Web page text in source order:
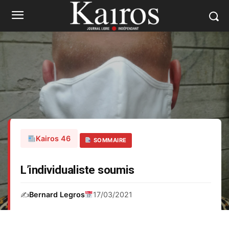
Kairos 46 SOMMAIRE
L’individualiste soumis
✍️Bernard Legros 17/03/2021